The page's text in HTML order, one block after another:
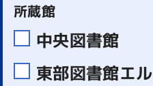
所蔵館
中央図書館
東部図書館エル